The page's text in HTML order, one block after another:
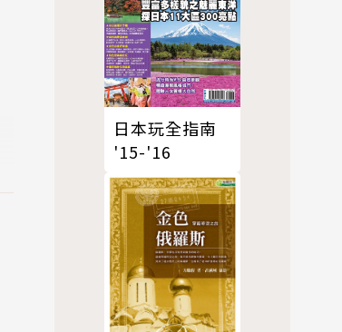
日本玩全指南
'15-'16